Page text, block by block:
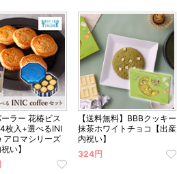
ラー 花椿ビス
枚入+選べるINI
ロマシリーズ
い】
【送料無料】BBBクッキー
抹茶ホワイトチョコ【出産
内祝い】
324円